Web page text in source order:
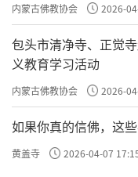
内蒙古佛教协会 2026-
包头市清净寺、正觉
义教育学习活动
内蒙古佛教协会 2026-
如果你真的信佛，这
黄盖寺 2026-04-07